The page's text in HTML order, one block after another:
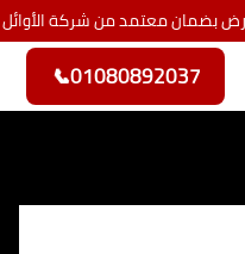
بضمان معتمد من شركة الأوائل
01080892037
📞